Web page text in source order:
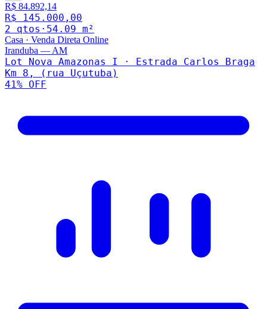
R$ 84.892,14
R$ 145.000,00
2 qtos · 54.09 m²
Casa · Venda Direta Online
Iranduba — AM
Lot Nova Amazonas I · Estrada Carlos Braga
Km 8, (rua Uçutuba)
41% OFF